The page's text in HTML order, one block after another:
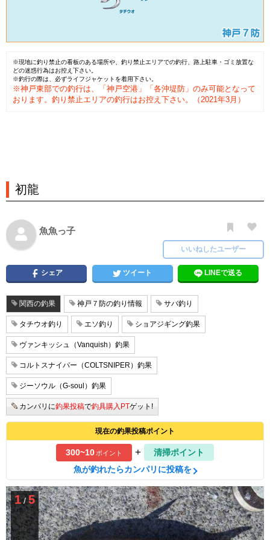
※現地に釣り禁止の看板のある場所や、釣り禁止エリアでの釣行、路上駐車・ゴミ放置な
どの迷惑行為はお控え下さい。
※釣行の際は、必ずライフジャケットを着用下さい。
※神戸東部での釣行は、「神戸空港」「各沖堤防」のみ可能となって
おります。釣り禁止エリアの釣行はお控え下さい。（2021年3月）
初龍
魚魚っ子
いいねしたユーザー
シェア ツイート LINEで送る
関西の釣果 神戸７防の釣り情報 サバ釣り
タチウオ釣り エソ釣り ショアジギング釣果
ヴァンキッシュ（Vanquish）釣果
コルトスナイパー（COLTSNIPER）釣果
ジーソウル（G-soul）釣果
カンパリに釣果投稿で釣具購入PTゲット!
現在の釣果投稿ポイント
300~10ポイント +
清掃ポイント
魚が釣れたらカンパリに投稿を
1/5